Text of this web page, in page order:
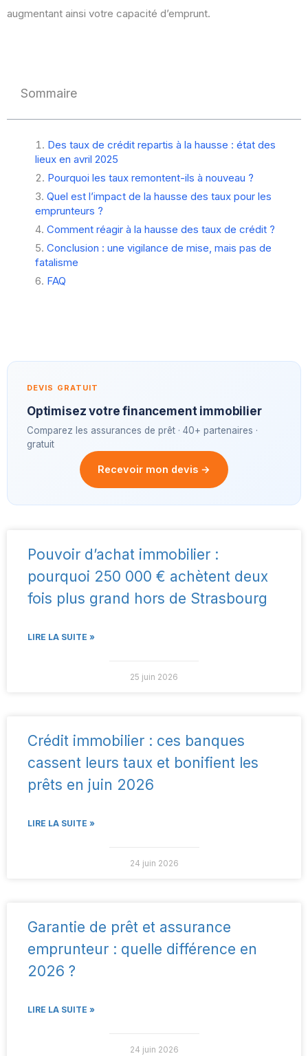
augmentant ainsi votre capacité d’emprunt.
Sommaire
Des taux de crédit repartis à la hausse : état des
lieux en avril 2025
Pourquoi les taux remontent-ils à nouveau ?
Quel est l’impact de la hausse des taux pour les
emprunteurs ?
Comment réagir à la hausse des taux de crédit ?
Conclusion : une vigilance de mise, mais pas de
fatalisme
FAQ
DEVIS GRATUIT
Optimisez votre financement immobilier
Comparez les assurances de prêt · 40+ partenaires ·
gratuit
Recevoir mon devis →
Pouvoir d’achat immobilier :
pourquoi 250 000 € achètent deux
fois plus grand hors de Strasbourg
LIRE LA SUITE »
25 juin 2026
Crédit immobilier : ces banques
cassent leurs taux et bonifient les
prêts en juin 2026
LIRE LA SUITE »
24 juin 2026
Garantie de prêt et assurance
emprunteur : quelle différence en
2026 ?
LIRE LA SUITE »
24 juin 2026